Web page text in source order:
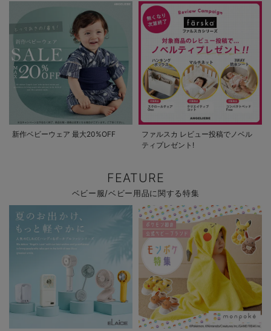
新作ベビーウェア 最大20%OFF
ファルスカ レビュー投稿でノベル
ティプレゼント!
FEATURE
ベビー服/ベビー用品に関する特集